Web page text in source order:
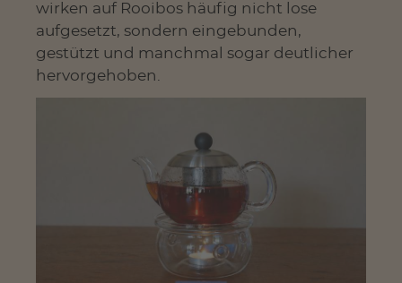
wirken auf Rooibos häufig nicht lose
aufgesetzt, sondern eingebunden,
gestützt und manchmal sogar deutlicher
hervorgehoben.